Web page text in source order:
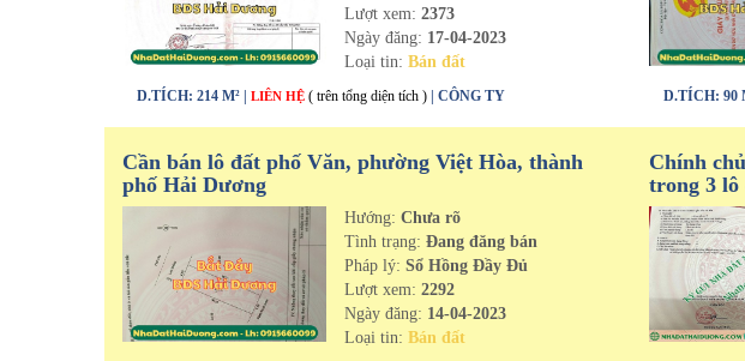
Lượt xem:2373
Ngày đăng: 17-04-2023
Loại tin:Bán đất
D.TÍCH: 214 M² | LIÊN HỆ ( trên tổng diện tích ) | CÔNG TY D.TÍCH: 90
Cần bán lô đất phố Văn, phường Việt Hòa, thành
phố Hải Dương
Hướng:Chưa rõ
Tình trạng:Đang đăng bán
Pháp lý: Sổ Hồng Đầy Đủ
Lượt xem:2292
Ngày đăng: 14-04-2023
Loại tin:Bán đất
Chính
trong 3 lô